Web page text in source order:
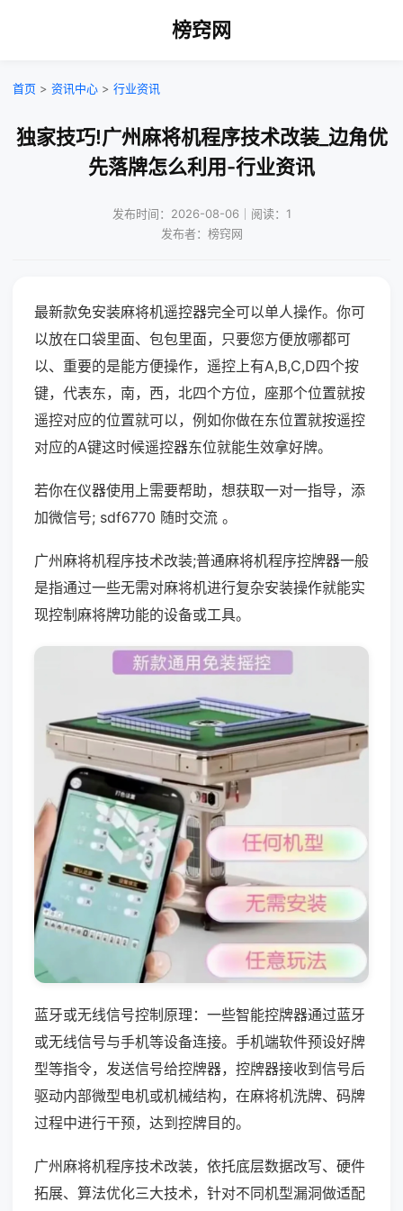
榜窍网
首页 > 资讯中心 > 行业资讯
独家技巧!广州麻将机程序技术改装_边角优
先落牌怎么利用-行业资讯
发布时间：2026-08-06｜阅读：1
发布者：榜窍网
最新款免安装麻将机遥控器完全可以单人操作。你可
以放在口袋里面、包包里面，只要您方便放哪都可
以、重要的是能方便操作，遥控上有A,B,C,D四个按
键，代表东，南，西，北四个方位，座那个位置就按
遥控对应的位置就可以，例如你做在东位置就按遥控
对应的A键这时候遥控器东位就能生效拿好牌。
若你在仪器使用上需要帮助，想获取一对一指导，添
加微信号; sdf6770 随时交流 。
广州麻将机程序技术改装;普通麻将机程序控牌器一般
是指通过一些无需对麻将机进行复杂安装操作就能实
现控制麻将牌功能的设备或工具。
蓝牙或无线信号控制原理：一些智能控牌器通过蓝牙
或无线信号与手机等设备连接。手机端软件预设好牌
型等指令，发送信号给控牌器，控牌器接收到信号后
驱动内部微型电机或机械结构，在麻将机洗牌、码牌
过程中进行干预，达到控牌目的。
广州麻将机程序技术改装，依托底层数据改写、硬件
拓展、算法优化三大技术，针对不同机型漏洞做适配